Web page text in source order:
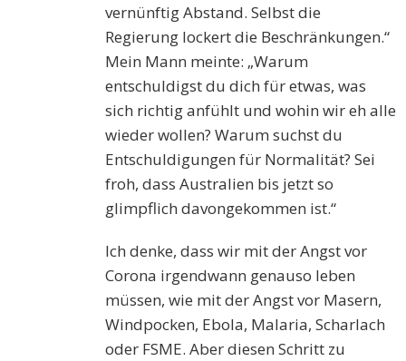
vernünftig Abstand. Selbst die
Regierung lockert die Beschränkungen.“
Mein Mann meinte: „Warum
entschuldigst du dich für etwas, was
sich richtig anfühlt und wohin wir eh alle
wieder wollen? Warum suchst du
Entschuldigungen für Normalität? Sei
froh, dass Australien bis jetzt so
glimpflich davongekommen ist.“
Ich denke, dass wir mit der Angst vor
Corona irgendwann genauso leben
müssen, wie mit der Angst vor Masern,
Windpocken, Ebola, Malaria, Scharlach
oder FSME. Aber diesen Schritt zu